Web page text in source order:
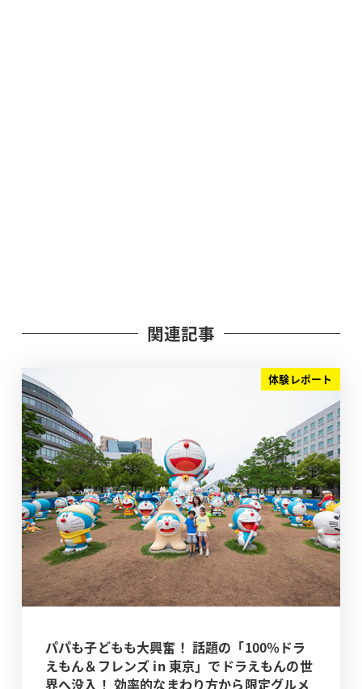
関連記事
体験レポート
パパも子どもも大興奮！ 話題の「100％ドラ
えもん＆フレンズ in 東京」でドラえもんの世
界へ没入！ 効率的なまわり方から限定グルメ